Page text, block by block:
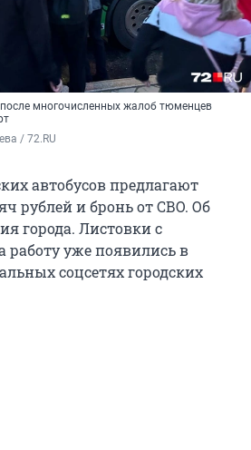
многочисленных жалоб тюменцев
/ 72.RU
автобусов предлагают
рублей и бронь от СВО. Об
города. Листовки с
уже появились в
соцсетях городских